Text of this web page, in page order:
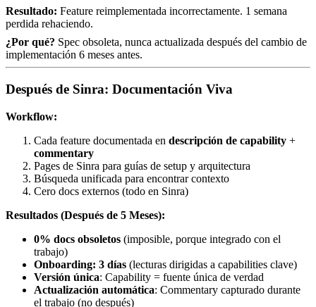
Resultado: Feature reimplementada incorrectamente. 1 semana
perdida rehaciendo.
¿Por qué? Spec obsoleta, nunca actualizada después del cambio de
implementación 6 meses antes.
Después de Sinra: Documentación Viva
Workflow:
Cada feature documentada en descripción de capability +
commentary
Pages de Sinra para guías de setup y arquitectura
Búsqueda unificada para encontrar contexto
Cero docs externos (todo en Sinra)
Resultados (Después de 5 Meses):
0% docs obsoletos (imposible, porque integrado con el
trabajo)
Onboarding: 3 días (lecturas dirigidas a capabilities clave)
Versión única: Capability = fuente única de verdad
Actualización automática: Commentary capturado durante
el trabajo (no después)